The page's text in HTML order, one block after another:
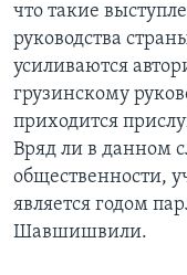
что такие
руководства
усиливаются
грузинскому
приходится
Вряд ли в данном
общественности,
является годом
Шавшишвили.